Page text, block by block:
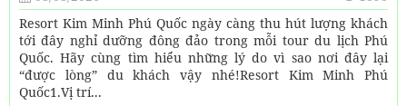
Resort Kim Minh Phú Quốc ngày càng thu hút lượng khách
tới đây nghỉ dưỡng đông đảo trong mỗi tour du lịch Phú
Quốc. Hãy cùng tìm hiểu những lý do vì sao nơi đây lại
“được lòng” du khách vậy nhé!Resort Kim Minh Phú
Quốc1.Vị trí...